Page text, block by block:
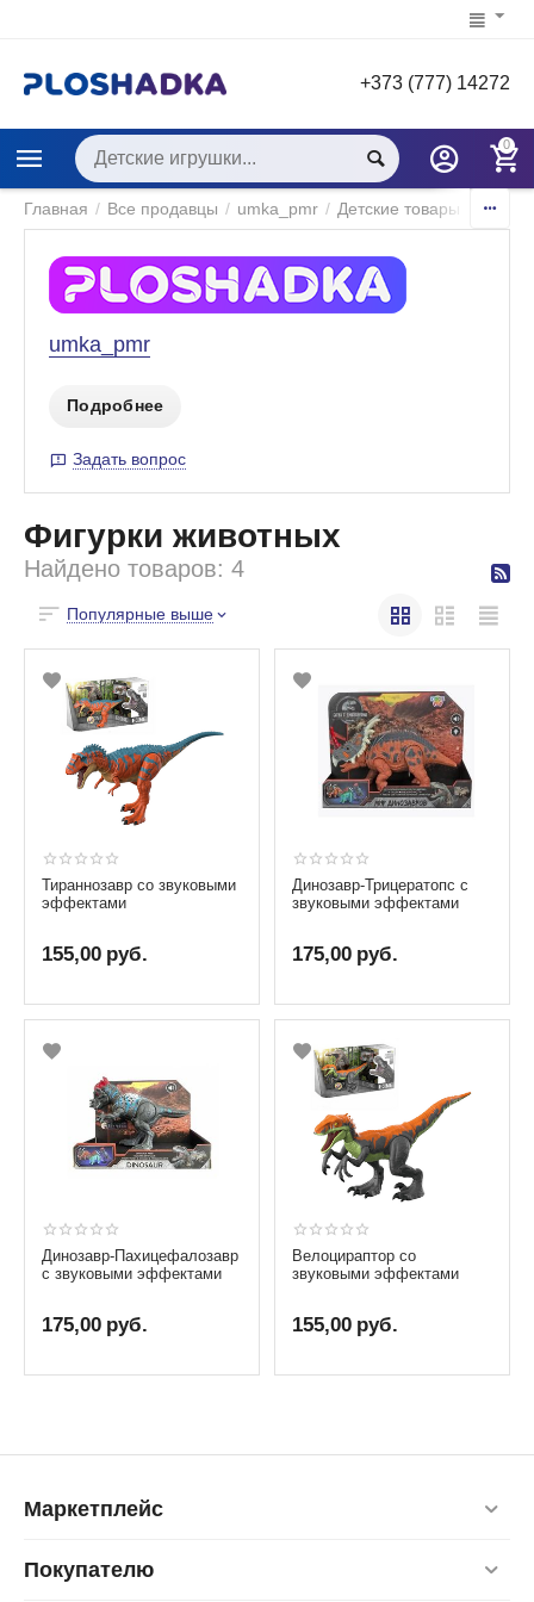
+373 (777) 14272
0
Главная / Все продавцы / umka_pmr / Детские товары Игры
Фигурки животных
Найдено товаров: 4
Популярные выше
Тираннозавр со звуковыми
эффектами
155,00 руб.
Динозавр-Трицератопс с
звуковыми эффектами
175,00 руб.
Динозавр-Пахицефалозавр
с звуковыми эффектами
175,00 руб.
Велоцираптор со
звуковыми эффектами
155,00 руб.
umka_pmr
Подробнее
Задать вопрос
Маркетплейс
Покупателю